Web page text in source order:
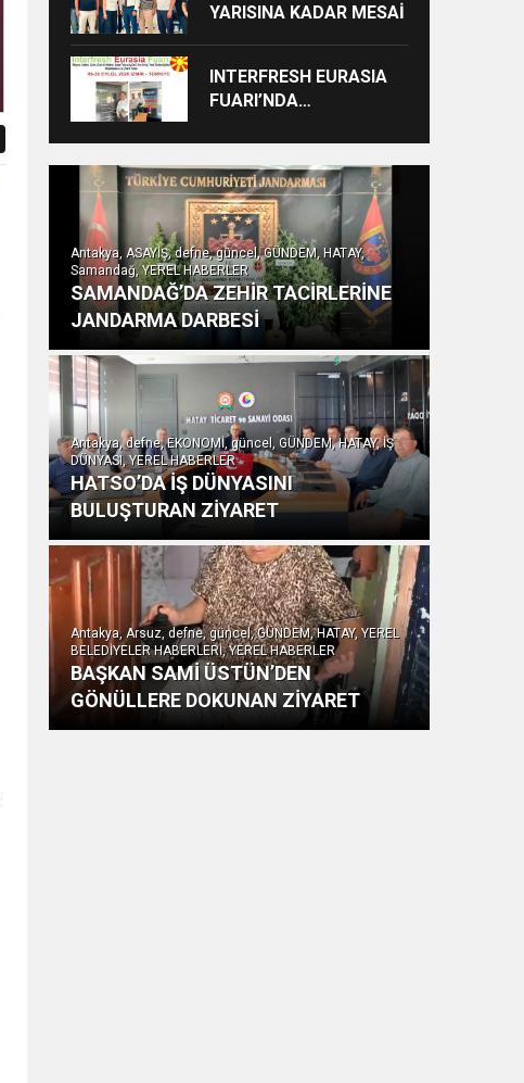
YARISINA KADAR MESAİ
INTERFRESH EURASIA
FUARI’NDA
BİRLİKLERİ İÇİN GERİ
SAYIM BAŞLADI
Antakya, ASAYİŞ, defne, güncel, GÜNDEM, HATAY,
Samandağ, YEREL HABERLER
SAMANDAĞ’DA ZEHİR TACİRLERİNE
JANDARMA DARBESİ
Antakya, defne, EKONOMİ, güncel, GÜNDEM, HATAY, İŞ
DÜNYASI, YEREL HABERLER
HATSO’DA İŞ DÜNYASINI
BULUŞTURAN ZİYARET
Antakya, Arsuz, defne, güncel, GÜNDEM, HATAY, YEREL
BELEDİYELER HABERLERİ, YEREL HABERLER
BAŞKAN SAMİ ÜSTÜN’DEN
GÖNÜLLERE DOKUNAN ZİYARET